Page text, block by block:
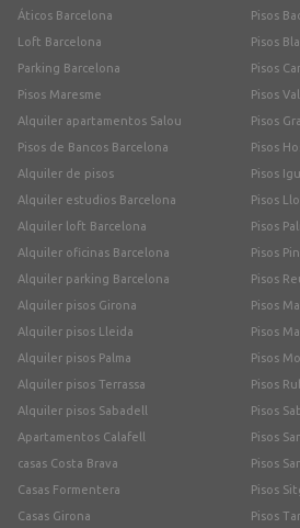
Áticos Barcelona
Loft Barcelona
Parking Barcelona
Pisos Maresme
Alquiler apartamentos Salou
Pisos de Bancos Barcelona
Alquiler de pisos
Alquiler estudios Barcelona
Alquiler loft Barcelona
Alquiler oficinas Barcelona
Alquiler parking Barcelona
Alquiler pisos Girona
Alquiler pisos Lleida
Alquiler pisos Palma
Alquiler pisos Terrassa
Alquiler pisos Sabadell
Apartamentos Calafell
casas Costa Brava
Casas Formentera
Casas Girona
Pisos
Pisos
Pisos
Pisos
Pisos
Pisos
Pisos
Pisos
Pisos
Pisos
Pisos
Pisos
Pisos
Pisos
Pisos
Pisos
Pisos
Pisos
Pisos
Pisos